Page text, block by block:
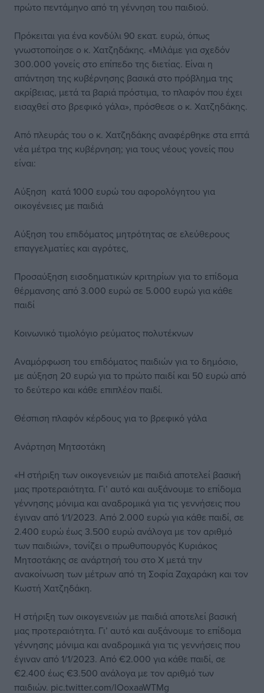
πρώτο πεντάμηνο από τη γέννηση του παιδιού.
Πρόκειται για ένα κονδύλι 90 εκατ. ευρώ, όπως
γνωστοποίησε ο κ. Χατζηδάκης. «Μιλάμε για σχεδόν
300.000 γονείς στο επίπεδο της διετίας. Είναι η
απάντηση της κυβέρνησης βασικά στο πρόβλημα της
ακρίβειας, μετά τα βαριά πρόστιμα, το πλαφόν που έχει
εισαχθεί στο βρεφικό γάλα», πρόσθεσε ο κ. Χατζηδάκης.
Από πλευράς του ο κ. Χατζηδάκης αναφέρθηκε στα επτά
νέα μέτρα της κυβέρνηση; για τους νέους γονείς που
είναι:
Αύξηση κατά 1000 ευρώ του αφορολόγητου για
οικογένειες με παιδιά
Αύξηση του επιδόματος μητρότητας σε ελεύθερους
επαγγελματίες και αγρότες,
Προσαύξηση εισοδηματικών κριτηρίων για το επίδομα
θέρμανσης από 3.000 ευρώ σε 5.000 ευρώ για κάθε
παιδί
Κοινωνικό τιμολόγιο ρεύματος πολυτέκνων
Αναμόρφωση του επιδόματος παιδιών για το δημόσιο,
με αύξηση 20 ευρώ για το πρώτο παιδί και 50 ευρώ από
το δεύτερο και κάθε επιπλέον παιδί.
Θέσπιση πλαφόν κέρδους για το βρεφικό γάλα
Ανάρτηση Μητσοτάκη
«Η στήριξη των οικογενειών με παιδιά αποτελεί βασική
μας προτεραιότητα. Γι’ αυτό και αυξάνουμε το επίδομα
γέννησης μόνιμα και αναδρομικά για τις γεννήσεις που
έγιναν από 1/1/2023. Από 2.000 ευρώ για κάθε παιδί, σε
2.400 ευρώ έως 3.500 ευρώ ανάλογα με τον αριθμό
των παιδιών», τονίζει ο πρωθυπουργός Κυριάκος
Μητσοτάκης σε ανάρτησή του στο X μετά την
ανακοίνωση των μέτρων από τη Σοφία Ζαχαράκη και τον
Κωστή Χατζηδάκη.
Η στήριξη των οικογενειών με παιδιά αποτελεί βασική
μας προτεραιότητα. Γι’ αυτό και αυξάνουμε το επίδομα
γέννησης μόνιμα και αναδρομικά για τις γεννήσεις που
έγιναν από 1/1/2023. Από €2.000 για κάθε παιδί, σε
€2.400 έως €3.500 ανάλογα με τον αριθμό των
παιδιών. pic.twitter.com/lOoxaaWTMg